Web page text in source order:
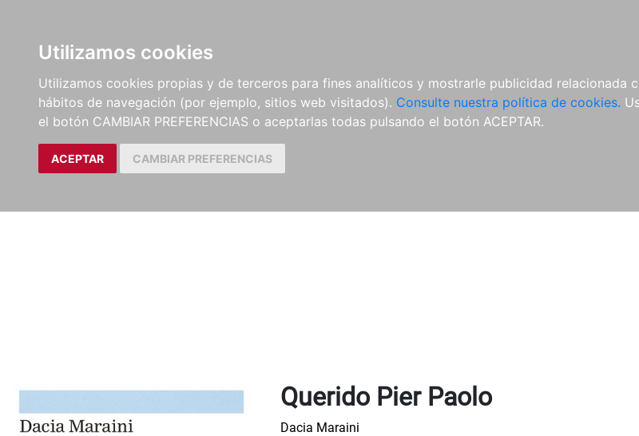
Utilizamos cookies
Utilizamos cookies propias y de terceros para fines analíticos y mostrarle publicidad relacionada
hábitos de navegación (por ejemplo, sitios web visitados). Consulte nuestra política de cookies.
el botón CAMBIAR PREFERENCIAS o aceptarlas todas pulsando el botón ACEPTAR.
ACEPTAR CAMBIAR PREFERENCIAS
Querido Pier Paolo
Dacia Maraini